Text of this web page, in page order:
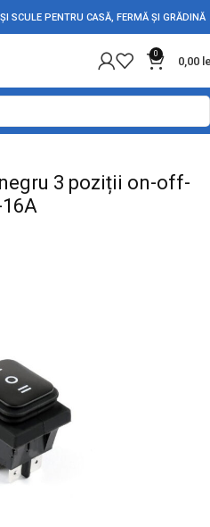
SCULE PENTRU CASĂ, FERMĂ ȘI GRĂDINĂ
0
0,00
- Butoane
3 poziții on-off-